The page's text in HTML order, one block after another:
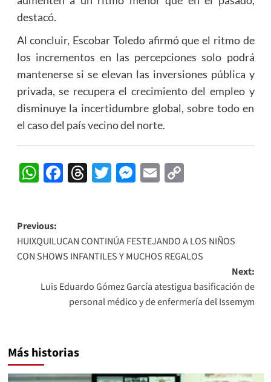
destacó.
Al concluir, Escobar Toledo afirmó que el ritmo de
los incrementos en las percepciones solo podrá
mantenerse si se elevan las inversiones pública y
privada, se recupera el crecimiento del empleo y
disminuye la incertidumbre global, sobre todo en
el caso del país vecino del norte.
WhatsApp
Facebook
Threads
Twitter
Messenger
EmailCopy
Post
navigation
Previous:
HUIXQUILUCAN CONTINÚA FESTEJANDO A LOS NIÑOS
CON SHOWS INFANTILES Y MUCHOS REGALOS
Next:
Luis Eduardo Gómez García atestigua basificación de
personal médico y de enfermería del Issemym
Más historias